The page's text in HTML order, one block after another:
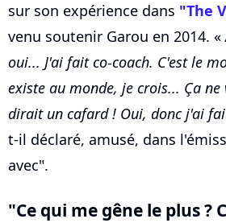
sur son expérience dans "The
venu soutenir Garou en 2014. «
oui... J'ai fait co-coach. C'est le
existe au monde, je crois... Ça
dirait un cafard ! Oui, donc j'ai
t-il déclaré, amusé, dans
avec".
"Ce qui me gêne le plus ?